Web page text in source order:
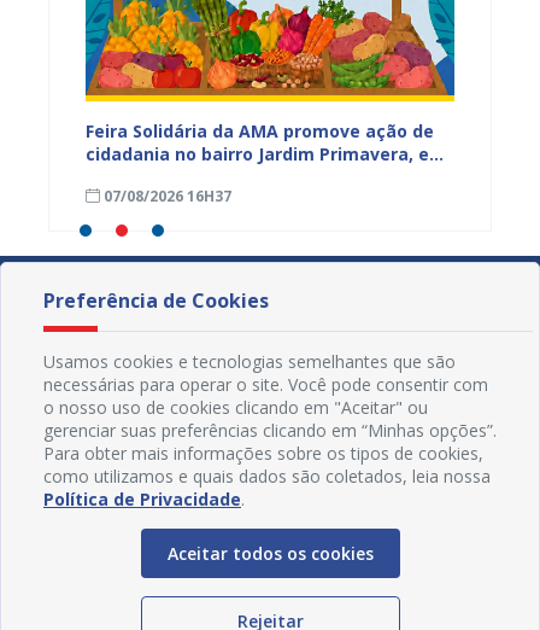
Feira Solidária da AMA promove ação de
cidadania no bairro Jardim Primavera, em
07/08/2026 16H37
Preferência de Cookies
Usamos cookies e tecnologias semelhantes que são
necessárias para operar o site. Você pode consentir com
o nosso uso de cookies clicando em "Aceitar" ou
gerenciar suas preferências clicando em “Minhas opções”.
Para obter mais informações sobre os tipos de cookies,
como utilizamos e quais dados são coletados, leia nossa
Política de Privacidade.
Aceitar todos os cookies
Rejeitar